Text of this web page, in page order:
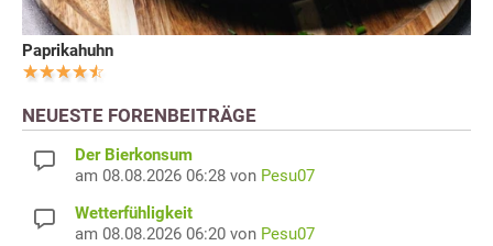
Paprikahuhn
NEUESTE FORENBEITRÄGE
Der Bierkonsum
am 08.08.2026 06:28 von Pesu07
Wetterfühligkeit
am 08.08.2026 06:20 von Pesu07